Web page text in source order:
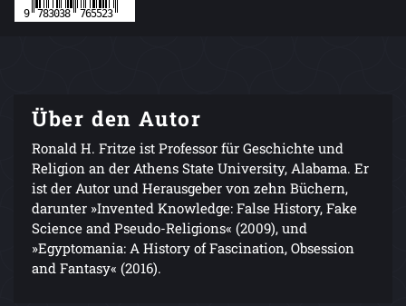
Über den Autor
Ronald H. Fritze ist Professor für Geschichte und
Religion an der Athens State University, Alabama. Er
ist der Autor und Herausgeber von zehn Büchern,
darunter »Invented Knowledge: False History, Fake
Science and Pseudo-Religions« (2009), und
»Egyptomania: A History of Fascination, Obsession
and Fantasy« (2016).